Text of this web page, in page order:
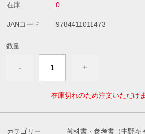
在庫 0
JANコード 9784411011473
数量
- +
在庫切れのため注文いただけま
カテゴリー 教科書・参考書（中野キ